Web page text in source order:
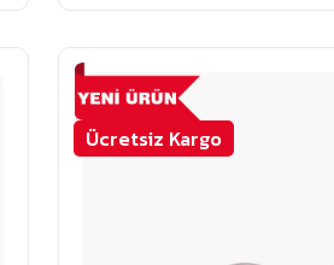
Ücretsiz Kargo